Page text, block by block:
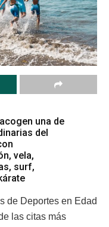
una de
del
vela,
surf,
de Deportes en Edad
las citas más